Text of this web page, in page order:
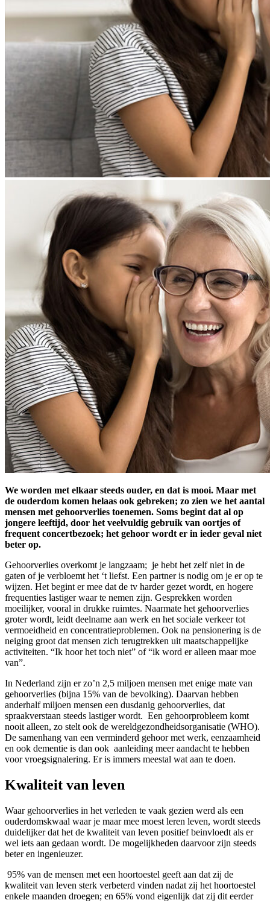
We worden met elkaar steeds ouder, en dat is mooi. Maar met
de ouderdom komen helaas ook gebreken; zo zien we het aantal
mensen met gehoorverlies toenemen. Soms begint dat al op
jongere leeftijd, door het veelvuldig gebruik van oortjes of
frequent concertbezoek; het gehoor wordt er in ieder geval niet
beter op.
Gehoorverlies overkomt je langzaam; je hebt het zelf niet in de
gaten of je verbloemt het ‘t liefst. Een partner is nodig om je er op te
wijzen. Het begint er mee dat de tv harder gezet wordt, en hogere
frequenties lastiger waar te nemen zijn. Gesprekken worden
moeilijker, vooral in drukke ruimtes. Naarmate het gehoorverlies
groter wordt, leidt deelname aan werk en het sociale verkeer tot
vermoeidheid en concentratieproblemen. Ook na pensionering is de
neiging groot dat mensen zich terugtrekken uit maatschappelijke
activiteiten. “Ik hoor het toch niet” of “ik word er alleen maar moe
van”.
In Nederland zijn er zo’n 2,5 miljoen mensen met enige mate van
gehoorverlies (bijna 15% van de bevolking). Daarvan hebben
anderhalf miljoen mensen een dusdanig gehoorverlies, dat
spraakverstaan steeds lastiger wordt. Een gehoorprobleem komt
nooit alleen, zo stelt ook de wereldgezondheidsorganisatie (WHO).
De samenhang van een verminderd gehoor met werk, eenzaamheid
en ook dementie is dan ook aanleiding meer aandacht te hebben
voor vroegsignalering. Er is immers meestal wat aan te doen.
Kwaliteit van leven
Waar gehoorverlies in het verleden te vaak gezien werd als een
ouderdomskwaal waar je maar mee moest leren leven, wordt steeds
duidelijker dat het de kwaliteit van leven positief beinvloedt als er
wel iets aan gedaan wordt. De mogelijkheden daarvoor zijn steeds
beter en ingenieuzer.
95% van de mensen met een hoortoestel geeft aan dat zij de
kwaliteit van leven sterk verbeterd vinden nadat zij het hoortoestel
enkele maanden droegen; en 65% vond eigenlijk dat zij dit eerder